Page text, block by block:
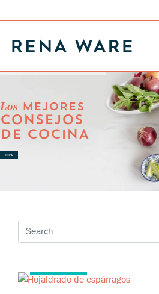
Los MEJORES
CONSEJOS
DE COCINA
TIPS